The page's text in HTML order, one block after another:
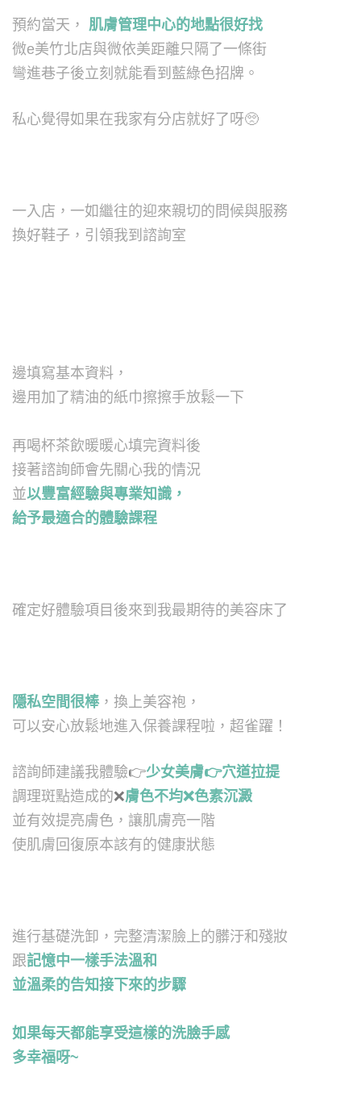
預約當天，
肌膚管理中心的地點很好找
微e美竹北店與微依美距離只隔了一條街
彎進巷子後立刻就能看到藍綠色招牌。
私心覺得如果在我家有分店就好了呀🥺
一入店，一如繼往的迎來親切的問候與服務
換好鞋子，引領我到諮詢室
邊填寫基本資料，
邊用加了精油的紙巾擦擦手放鬆一下
再喝杯茶飲暖暖心填完資料後
接著諮詢師會先關心我的情況
並以豐富經驗與專業知識，
給予最適合的體驗課程
確定好體驗項目後來到我最期待的美容床了
隱私空間很棒，換上美容袍，
可以安心放鬆地進入保養課程啦，超雀躍！
諮詢師建議我體驗👉少女美膚👉穴道拉提
調理斑點造成的❌膚色不均❌色素沉澱
並有效提亮膚色，讓肌膚亮一階
使肌膚回復原本該有的健康狀態
進行基礎洗卸，完整清潔臉上的髒汙和殘妝
跟記憶中一樣手法溫和
並溫柔的告知接下來的步驟
如果每天都能享受這樣的洗臉手感
多幸福呀~